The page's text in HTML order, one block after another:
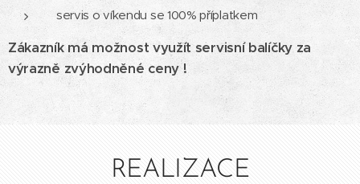
servis o víkendu se 100% příplatkem
Zákazník má možnost využít servisní balíčky za
výrazně zvýhodněné ceny !
REALIZACE